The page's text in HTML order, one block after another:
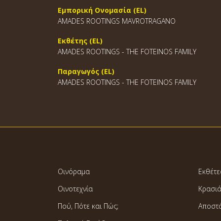
Εμπορική Ονομασία (EL)
AMADES ROOTINGS MAVROTRAGANO
Εκθέτης (EL)
AMADES ROOTINGS - THE FOTEINOS FAMILY
Παραγωγός (EL)
AMADES ROOTINGS - THE FOTEINOS FAMILY
Οινόραμα
Οινοτεχνία
Πού, Πότε και Πώς;
Κρασιά